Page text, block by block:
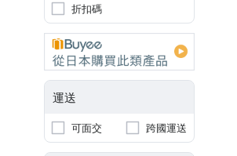
折扣碼
運送
可面交 跨國運送